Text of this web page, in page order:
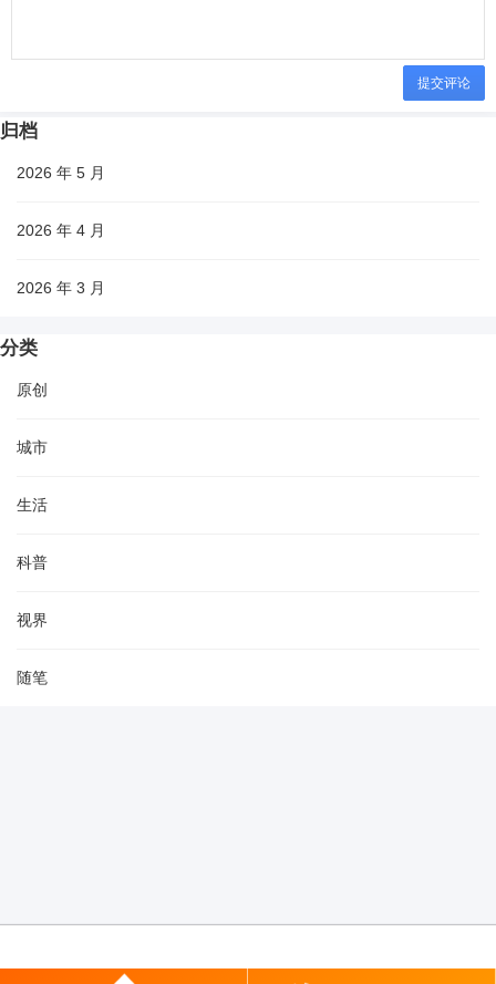
提交评论
归档
2026 年 5 月
2026 年 4 月
2026 年 3 月
分类
原创
城市
生活
科普
视界
随笔